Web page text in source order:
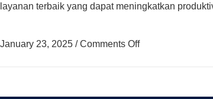
layanan terbaik yang dapat meningkatkan
January 23, 2025 / Comments Off